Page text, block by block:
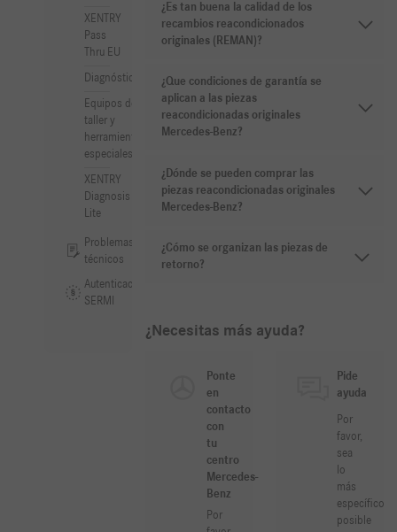
XENTRY
Pass
Thru EU
Diagnóstico
Equipos de
taller y
herramientas
especiales
XENTRY
Diagnosis
Lite
Problemas
técnicos
Autenticación
SERMI
¿Es tan buena la calidad de los
recambios reacondicionados
originales (REMAN)?
¿Que condiciones de garantía se
aplican a las piezas
reacondicionadas originales
Mercedes-Benz?
¿Dónde se pueden comprar las
piezas reacondicionadas originales
Mercedes-Benz?
¿Cómo se organizan las piezas de
retorno?
¿Necesitas más ayuda?
Ponte
en
contacto
con
tu
centro
Mercedes-
Benz
Por
Pide
ayuda
Por
favor,
sea
lo
más
específico
posible